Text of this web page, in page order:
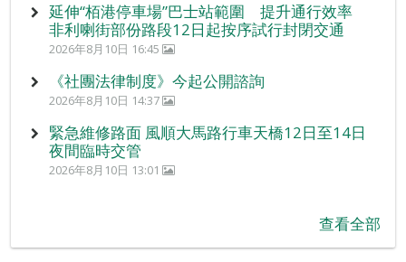
延伸“栢港停車場”巴士站範圍 提升通行效率
非利喇街部份路段12日起按序試行封閉交通
2026年8月10日 16:45
《社團法律制度》今起公開諮詢
2026年8月10日 14:37
緊急維修路面 風順大馬路行車天橋12日至14日
夜間臨時交管
2026年8月10日 13:01
查看全部